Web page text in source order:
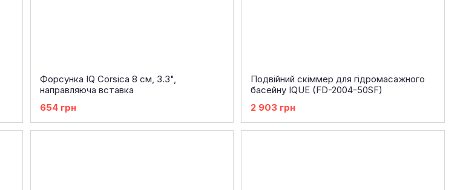
Форсунка IQ Corsica 8 см, 3.3",
направляюча вставка
654 грн
Подвійний скіммер для гідромасажного
басейну IQUE (FD-2004-50SF)
2 903 грн